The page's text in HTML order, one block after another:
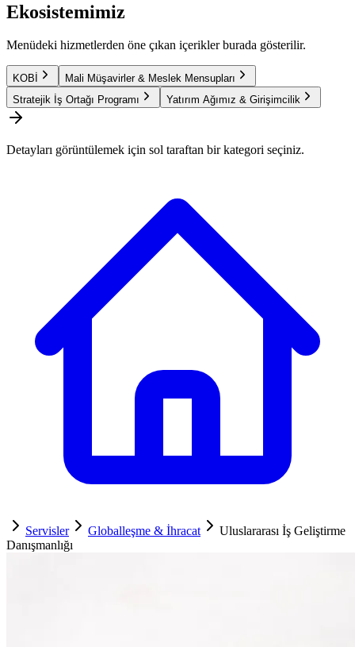
Ekosistemimiz
Menüdeki hizmetlerden öne çıkan içerikler burada gösterilir.
KOBİ
Mali Müşavirler & Meslek Mensupları
Stratejik İş Ortağı Programı
Yatırım Ağımız & Girişimcilik
Detayları görüntülemek için sol taraftan bir kategori seçiniz.
Servisler Globalleşme & İhracat
Uluslararası İş Geliştirme
Danışmanlığı